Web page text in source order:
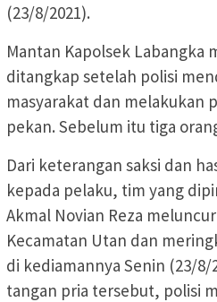
(23/8/2021).
Mantan Kapolsek Labangka
ditangkap setelah polisi
masyarakat dan melakukan
pekan. Sebelum itu tiga
Dari keterangan saksi dan
kepada pelaku, tim yang
Akmal Novian Reza
Kecamatan Utan dan
di kediamannya Senin (23/8/
tangan pria tersebut, polisi